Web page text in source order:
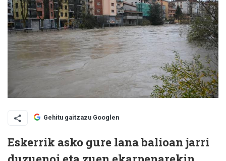
Gehitu gaitzazu Googlen
Eskerrik asko gure lana balioan jarri